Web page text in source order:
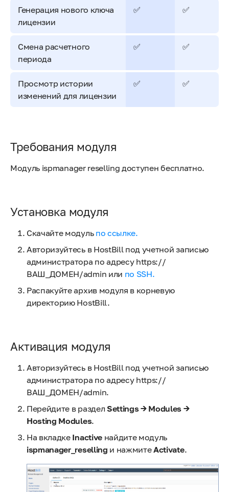
Генерация нового ключа
лицензии
✅ ✅
Смена расчетного
периода
✅ ✅
Просмотр истории
изменений для лицензии
✅ ✅
Требования модуля
Модуль ispmanager reselling доступен бесплатно.
Установка модуля
Скачайте модуль по ссылке.
Авторизуйтесь в HostBill под учетной записью
администратора по адресу https://
ВАШ_ДОМЕН/admin или по SSH.
Распакуйте архив модуля в корневую
директорию HostBill.
Активация модуля
Авторизуйтесь в HostBill под учетной записью
администратора по адресу https://
ВАШ_ДОМЕН/admin.
Перейдите в раздел Settings → Modules →
Hosting Modules.
На вкладке Inactive найдите модуль
ispmanager_reselling и нажмитеActivate.